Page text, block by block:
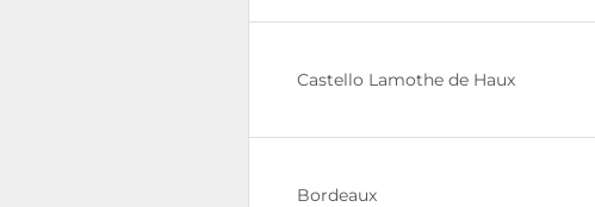
Castello Lamothe de Haux
Bordeaux